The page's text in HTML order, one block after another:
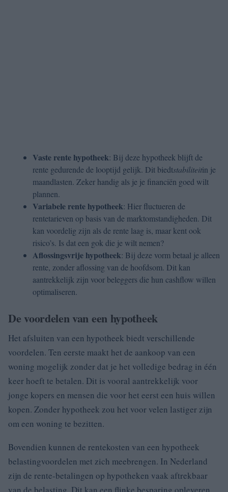
Vaste rente hypotheek: Bij deze hypotheek blijft de
rente gedurende de looptijd gelijk. Dit biedtstabiliteitin je
maandlasten. Zeker handig als je je financiën goed wilt
plannen.
Variabele rente hypotheek: Hier fluctueren de
rentetarieven op basis van de marktomstandigheden. Dit
kan voordelig zijn als de rente laag is, maar kent ook
risico’s. Is dat een gok die je wilt nemen?
Aflossingsvrije hypotheek: Bij deze vorm betaal je alleen
rente, zonder aflossing van de hoofdsom. Dit kan
aantrekkelijk zijn voor beleggers die hun cashflow willen
optimaliseren.
De voordelen van een hypotheek
Het afsluiten van een hypotheek biedt verschillende
voordelen. Ten eerste maakt het de aankoop van een
woning mogelijk zonder dat je het volledige bedrag in één
keer hoeft te betalen. Dit is vooral aantrekkelijk voor
jonge kopers en mensen die voor het eerst een huis willen
kopen. Zonder hypotheek zou het voor velen lastiger zijn
om een woning te bezitten.
Bovendien kunnen de rentekosten van een hypotheek
belastingvoordelen met zich meebrengen. In Nederland
zijn de rente-betalingen op hypotheken vaak aftrekbaar
van de belasting. Dit kan een flinke besparing opleveren